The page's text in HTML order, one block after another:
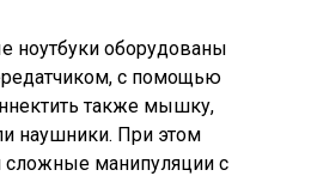
ноутбуки оборудованы
с помощью
также мышку,
наушники. При этом
сложные манипуляции с